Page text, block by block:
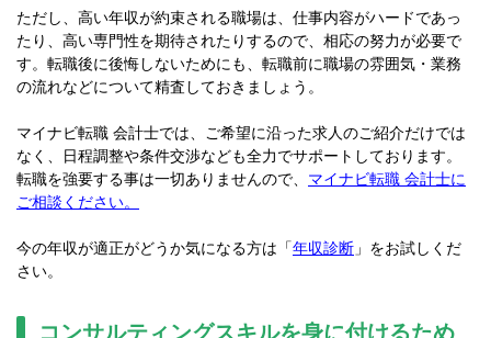
ただし、高い年収が約束される職場は、仕事内容がハードであっ
たり、高い専門性を期待されたりするので、相応の努力が必要で
す。転職後に後悔しないためにも、転職前に職場の雰囲気・業務
の流れなどについて精査しておきましょう。
マイナビ転職 会計士では、ご希望に沿った求人のご紹介だけでは
なく、日程調整や条件交渉なども全力でサポートしております。
転職を強要する事は一切ありませんので、 マイナビ転職 会計士に
ご相談ください。
今の年収が適正がどうか気になる方は「年収診断 」をお試しくだ
さい。
コンサルティングスキルを身に付けるため